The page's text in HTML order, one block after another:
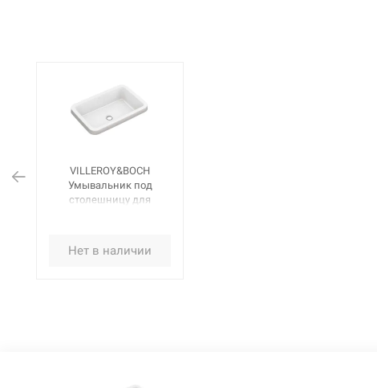
VILLEROY&BOCH
Умывальник под
столешницу для
Нет в наличии